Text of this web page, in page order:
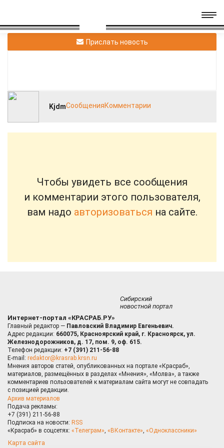
Прислать новость
KjdmСообщенияКомментарии
Чтобы увидеть все сообщения
и комментарии этого пользователя,
вам надо авторизоваться на сайте.
Сибирский
новостной портал
Интернет-портал «КРАСРАБ.РУ»
Главный редактор — Павловский Владимир Евгеньевич.
Адрес редакции: 660075, Красноярский край, г. Красноярск, ул.
Железнодорожников, д. 17, пом. 9, оф. 615.
Телефон редакции: +7 (391) 211-56-88
E-mail: redaktor@krasrab.krsn.ru
Мнения авторов статей, опубликованных на портале «Красраб»,
материалов, размещённых в разделах «Мнения», «Молва», а также
комментариев пользователей к материалам сайта могут не совпадать
с позицией редакции.
Архив материалов
Подача рекламы:
+7 (391) 211-56-88
Подписка на новости: RSS
«Красраб» в соцсетях: «Телеграм», «ВКонтакте», «Одноклассники»
Карта сайта